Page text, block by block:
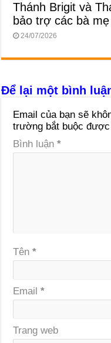
Thánh Brigit và
bảo trợ các bà
24/07/2026
Để lại một bình
Email của bạn sẽ
trường bắt buộc
Bình luận*
Tên*
Email*
Trang web